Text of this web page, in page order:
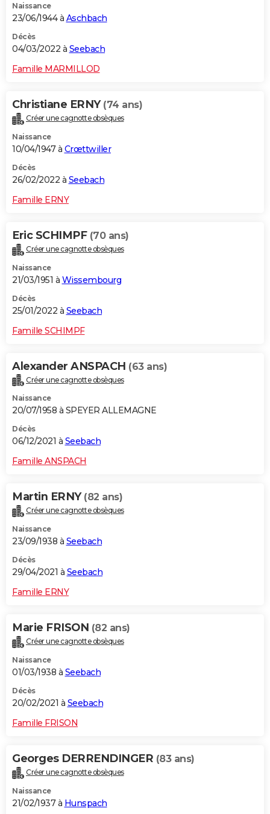
Naissance
23/06/1944 à Aschbach
Décès
04/03/2022 à Seebach
Famille MARMILLOD
Christiane ERNY (74 ans)
Créer une cagnotte obsèques
Naissance
10/04/1947 à Crœttwiller
Décès
26/02/2022 à Seebach
Famille ERNY
Eric SCHIMPF (70 ans)
Créer une cagnotte obsèques
Naissance
21/03/1951 à Wissembourg
Décès
25/01/2022 à Seebach
Famille SCHIMPF
Alexander ANSPACH (63 ans)
Créer une cagnotte obsèques
Naissance
20/07/1958 à SPEYER ALLEMAGNE
Décès
06/12/2021 à Seebach
Famille ANSPACH
Martin ERNY (82 ans)
Créer une cagnotte obsèques
Naissance
23/09/1938 à Seebach
Décès
29/04/2021 à Seebach
Famille ERNY
Marie FRISON (82 ans)
Créer une cagnotte obsèques
Naissance
01/03/1938 à Seebach
Décès
20/02/2021 à Seebach
Famille FRISON
Georges DERRENDINGER (83 ans)
Créer une cagnotte obsèques
Naissance
21/02/1937 à Hunspach